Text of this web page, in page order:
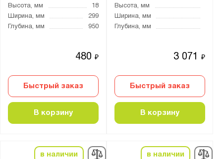
Высота, мм
18
Ширина, мм
299
Глубина, мм
950
480₽
Быстрый заказ
В корзину
Высота, мм
Ширина, мм
Глубина, мм
3 071₽
Быстрый заказ
В корзину
в наличии в наличии